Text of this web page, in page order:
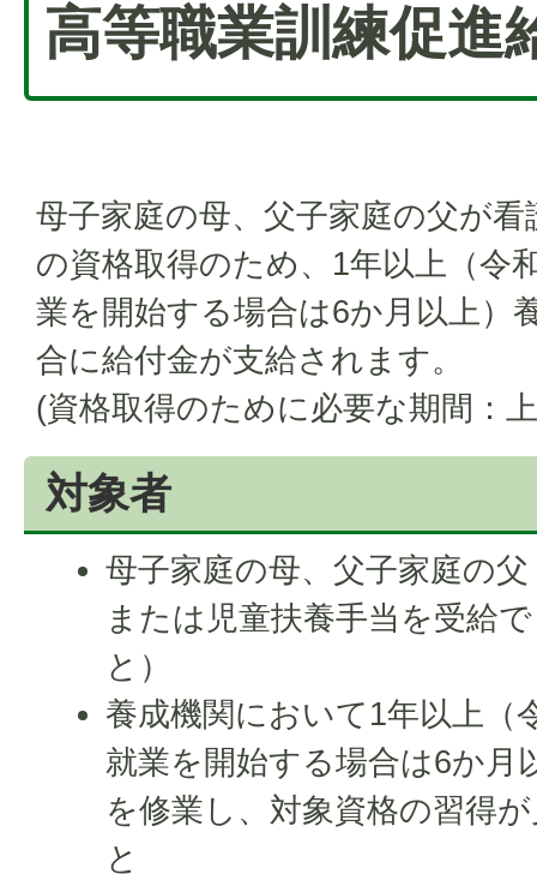
高等職業訓練促進
母子家庭の母、父子家庭の父が
の資格取得のため、1年以上（令
業を開始する場合は6か月以上）
合に給付金が支給されます。
(資格取得のために必要な期間：
対象者
母子家庭の母、父子家庭の
または児童扶養手当を受給
と）
養成機関において1年以上（
就業を開始する場合は6か月
を修業し、対象資格の習得
と